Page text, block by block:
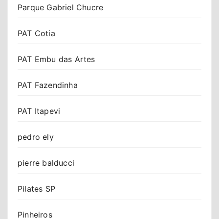
Parque Gabriel Chucre
PAT Cotia
PAT Embu das Artes
PAT Fazendinha
PAT Itapevi
pedro ely
pierre balducci
Pilates SP
Pinheiros